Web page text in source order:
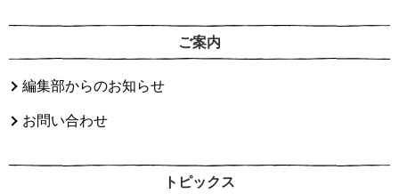
ご案内
編集部からのお知らせ
お問い合わせ
トピックス